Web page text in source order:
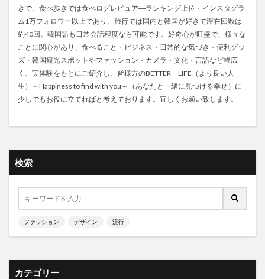
きで、食べ歩きでは食べログレビュア―ランキング上位・インスタグラ
ム1万フォロワー以上であり、旅行では国内と韓国が好きで滞在回数は
約40回。韓国語も日常会話程度なら可能です。好奇心が旺盛で、様々な
ことに関心があり、食べること・ビジネス・日常的な気づき・便利グッ
ズ・韓国観光スポットやファッション・カメラ・文化・言語など幅広
く、実体験をもとにご紹介し、皆様方のBETTER LIFE（より良い人
生）～Happiness to find with you～（あなたと一緒に見つける幸せ）に
少しでもお役に立てればと考えております。宜しくお願い致します。
検索
ファッション デザイン 流行
カテゴリー